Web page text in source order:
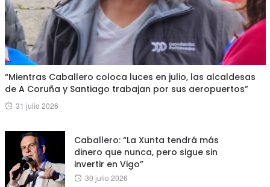
“Mientras Caballero coloca luces en julio, las alcaldesas
de A Coruña y Santiago trabajan por sus aeropuertos”
Posted
31 julio 2026
Caballero: “La Xunta tendrá más
dinero que nunca, pero sigue sin
invertir en Vigo”
Posted
30 julio 2026